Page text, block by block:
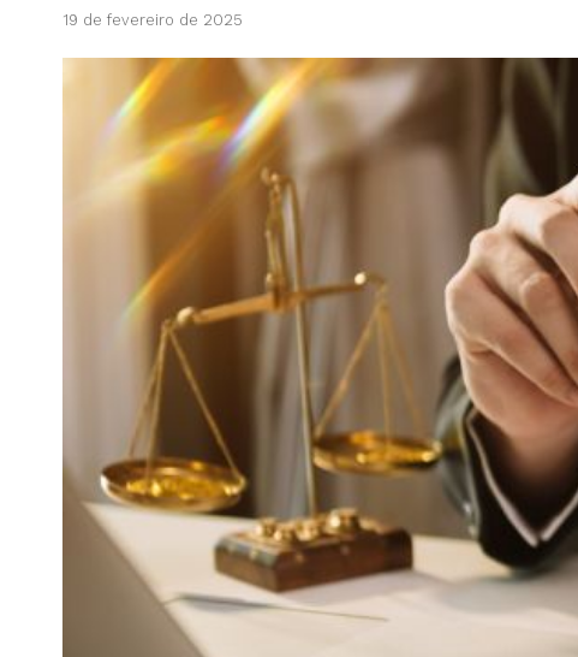
19 de fevereiro de 2025